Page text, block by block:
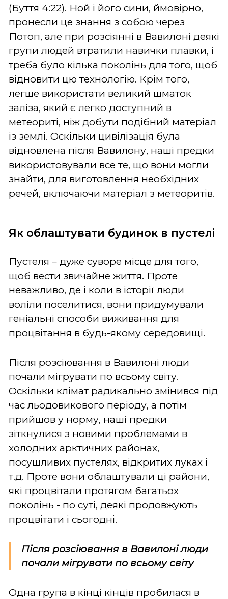
(Буття 4:22). Ной і його сини, ймовірно,
пронесли це знання з собою через
Потоп, але при розсіянні в Вавилоні деякі
групи людей втратили навички плавки, і
треба було кілька поколінь для того, щоб
відновити цю технологію. Крім того,
легше використати великий шматок
заліза, який є легко доступний в
метеориті, ніж добути подібний матеріал
із землі. Оскільки цивілізація була
відновлена після Вавилону, наші предки
використовували все те, що вони могли
знайти, для виготовлення необхідних
речей, включаючи матеріал з метеоритів.
Як облаштувати будинок в пустелі
Пустеля – дуже суворе місце для того,
щоб вести звичайне життя. Проте
неважливо, де і коли в історії люди
воліли поселитися, вони придумували
геніальні способи виживання для
процвітання в будь-якому середовищі.
Після розсіювання в Вавилоні люди
почали мігрувати по всьому світу.
Оскільки клімат радикально змінився під
час льодовикового періоду, а потім
прийшов у норму, наші предки
зіткнулися з новими проблемами в
холодних арктичних районах,
посушливих пустелях, відкритих луках і
т.д. Проте вони облаштували ці райони,
які процвітали протягом багатьох
поколінь - по суті, деякі продовжують
процвітати і сьогодні.
Після розсіювання в Вавилоні люди
почали мігрувати по всьому світу
Одна група в кінці кінців пробилася в